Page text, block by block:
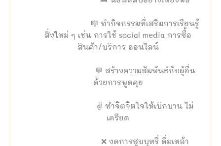
🎼 ทำกิจกรรมที่เสริมการเรียนรู้
สิ่งใหม่ ๆ เช่น การใช้ social media การซื้อ
สินค้า/บริการ ออนไลน์
💬 สร้างความสัมพันธ์กับผู้อื่น
ด้วยการพูดคุย
✌ ทำจิตจิตใจให้เบิกบาน ไม่
เครียด
❌ งดการสูบบุหรี่ ดื่มเหล้า